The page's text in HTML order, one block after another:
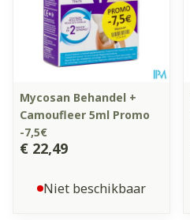
Mycosan Behandel +
Camoufleer 5ml Promo
-7,5€
€ 22,49
Niet beschikbaar